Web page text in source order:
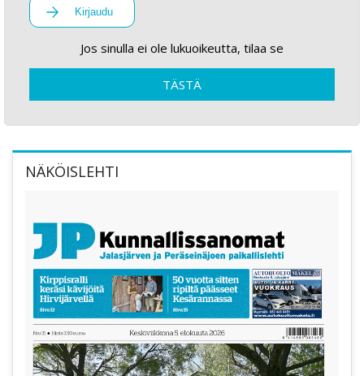
Kirjaudu
Jos sinulla ei ole lukuoikeutta, tilaa se
TÄSTÄ
NÄKÖISLEHTI